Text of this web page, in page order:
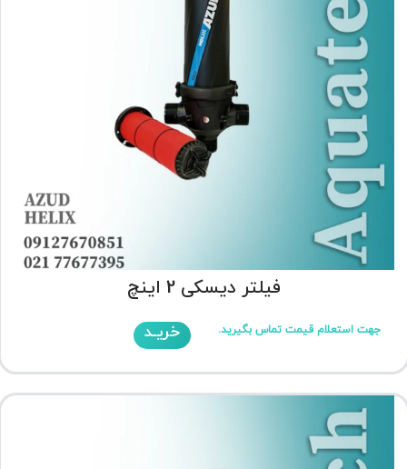
فیلتر دیسکی 2 اینچ
جهت استعلام قیمت تماس بگیرید. خریـد